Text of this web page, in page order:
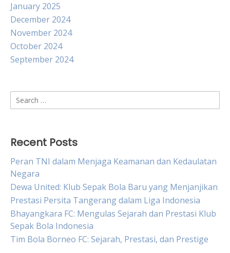
January 2025
December 2024
November 2024
October 2024
September 2024
Search
for:
Recent Posts
Peran TNI dalam Menjaga Keamanan dan Kedaulatan
Negara
Dewa United: Klub Sepak Bola Baru yang Menjanjikan
Prestasi Persita Tangerang dalam Liga Indonesia
Bhayangkara FC: Mengulas Sejarah dan Prestasi Klub
Sepak Bola Indonesia
Tim Bola Borneo FC: Sejarah, Prestasi, dan Prestige